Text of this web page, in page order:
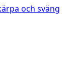
och sväng